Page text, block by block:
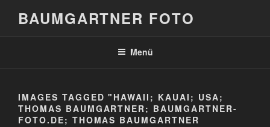
BAUMGARTNER FOTO
Menü
IMAGES TAGGED "HAWAII; KAUAI; USA;
THOMAS BAUMGARTNER; BAUMGARTNER-
FOTO.DE; THOMAS BAUMGARTNER